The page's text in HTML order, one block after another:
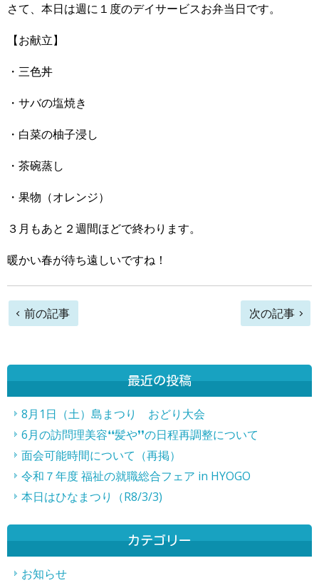
さて、本日は週に１度のデイサービスお弁当日です。
【お献立】
・三色丼
・サバの塩焼き
・白菜の柚子浸し
・茶碗蒸し
・果物（オレンジ）
３月もあと２週間ほどで終わります。
暖かい春が待ち遠しいですね！
前
の
事
へ
の
リ
前の記事 次の記事
最近の投稿
8月1日（土）島まつり おどり大会
6月の訪問理美容❛❛髪や❜❜の日程再調整について
面会可能時間について（再掲）
令和７年度 福祉の就職総合フェア in HYOGO
本日はひなまつり（R8/3/3)
カテゴリー
お知らせ